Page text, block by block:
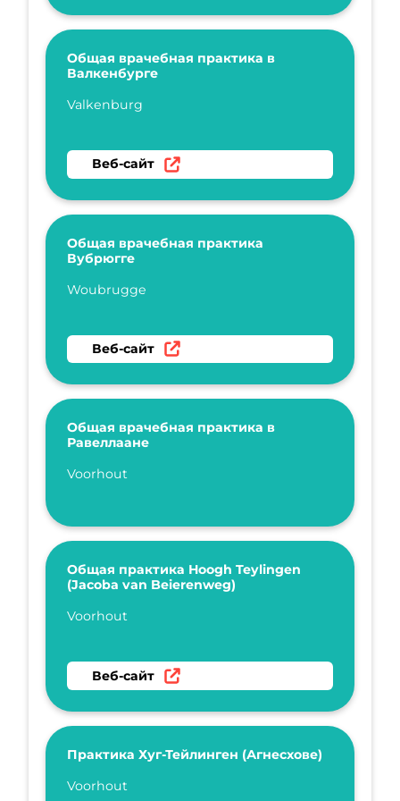
Общая врачебная практика в
Валкенбурге
Укажите имя
Valkenburg
Перейти на веб-сайт Общая врачебная
Веб-сайт
Общая врачебная практика
Вубрюгге
Укажите имя
Woubrugge
Перейти на веб-сайт Общая врачебная
Веб-сайт
Общая врачебная практика в
Равеллаане
Укажите имя
Voorhout
Общая практика Hoogh Teylingen
(Jacoba van Beierenweg)
Укажите имя
Voorhout
Перейти на веб-сайт Общая практика
Веб-сайт
Практика Хуг-Тейлинген (Агнесхове)
Укажите имя
Voorhout